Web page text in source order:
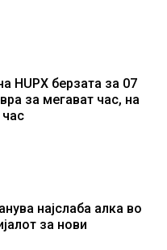
HUPX берзата за 07
за мегават час, на
најслаба алка во
за нови